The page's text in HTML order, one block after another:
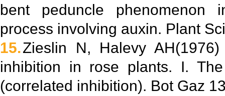
bent peduncle
process involving auxin. Plant
15.Zieslin N, Halevy
inhibition in rose plants. I.
(correlated inhibition). Bot Gaz